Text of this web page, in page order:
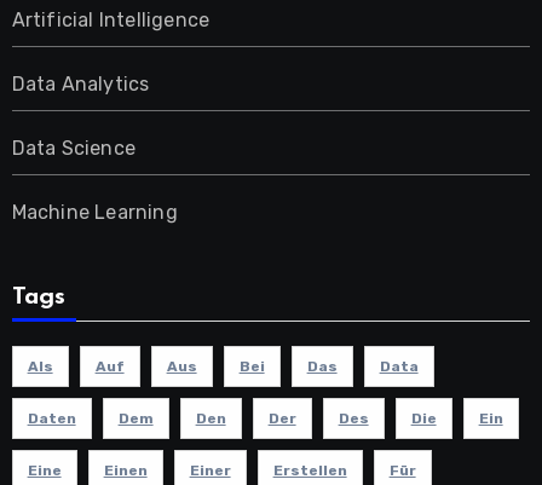
Artificial Intelligence
Data Analytics
Data Science
Machine Learning
Tags
Als Auf Aus Bei Das Data
Daten Dem Den Der Des Die Ein
Eine Einen Einer Erstellen Für